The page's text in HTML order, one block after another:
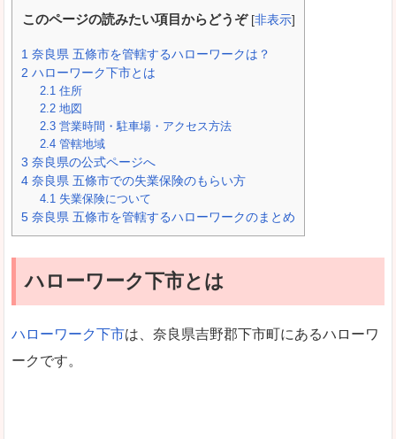
このページの読みたい項目からどうぞ [非表示]
1 奈良県 五條市を管轄するハローワークは？
2 ハローワーク下市とは
2.1 住所
2.2 地図
2.3 営業時間・駐車場・アクセス方法
2.4 管轄地域
3 奈良県の公式ページへ
4 奈良県 五條市での失業保険のもらい方
4.1 失業保険について
5 奈良県 五條市を管轄するハローワークのまとめ
ハローワーク下市とは
ハローワーク下市は、奈良県吉野郡下市町にあるハローワ
ークです。